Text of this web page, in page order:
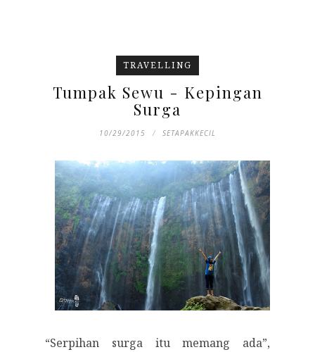
TRAVELLING
Tumpak Sewu - Kepingan
Surga
10/29/2015 SETAPAKKECIL
“Serpihan surga itu memang ada”,